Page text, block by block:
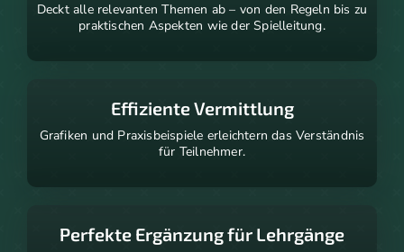
Deckt alle relevanten Themen ab – von den Regeln bis zu
praktischen Aspekten wie der Spielleitung.
Effiziente Vermittlung
Grafiken und Praxisbeispiele erleichtern das Verständnis
für Teilnehmer.
Perfekte Ergänzung für Lehrgänge